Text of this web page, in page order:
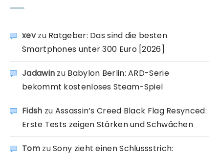
xevzu Ratgeber: Das sind die besten
Smartphones unter 300 Euro [2026]
Jadawin zu Babylon Berlin: ARD-Serie
bekommt kostenloses Steam-Spiel
Fidsh zu Assassin’s Creed Black Flag Resynced:
Erste Tests zeigen Stärken und Schwächen
TomzuSony zieht einen Schlussstrich: